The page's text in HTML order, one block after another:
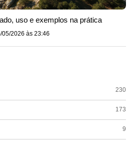
uso e exemplos na prática
05/2026 às 23:46
230
173
9